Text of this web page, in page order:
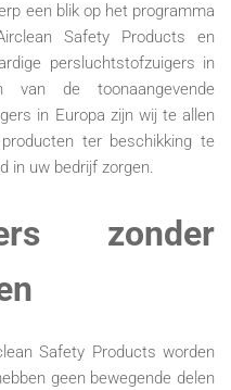
een blik op het programma
Safety Products en
persluchtstofzuigers in
van de toonaangevende
in Europa zijn wij te allen
ter beschikking te
in uw bedrijf zorgen.
zonder
Safety Products worden
geen bewegende delen